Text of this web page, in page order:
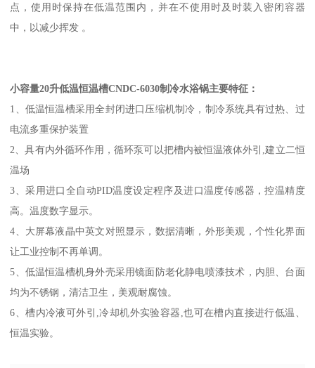
点，使用时保持在低温范围内，并在不使用时及时装入密闭容器
中，以减少挥发 。
小容量20升低温恒温槽CNDC-6030制冷水浴锅主要特征：
1、低温恒温槽采用全封闭进口压缩机制冷，制冷系统具有过热、过
电流多重保护装置
2、具有内外循环作用，循环泵可以把槽内被恒温液体外引,建立二恒
温场
3、采用进口全自动PID温度设定程序及进口温度传感器，控温精度
高。温度数字显示。
4、大屏幕液晶中英文对照显示，数据清晰，外形美观，个性化界面
让工业控制不再单调。
5、低温恒温槽机身外壳采用镜面防老化静电喷漆技术，内胆、台面
均为不锈钢，清洁卫生，美观耐腐蚀。
6、槽内冷液可外引,冷却机外实验容器,也可在槽内直接进行低温、
恒温实验。